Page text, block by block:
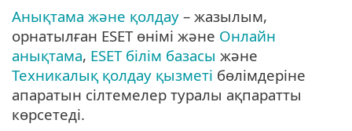
Анықтама және қолдау – жазылым,
орнатылған ESET өнімі және Онлайн
анықтама, ESET білім базасы және
Техникалық қолдау қызметі бөлімдеріне
апаратын сілтемелер туралы ақпаратты
көрсетеді.